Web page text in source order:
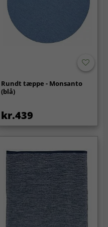
Rundt tæppe - Monsanto
(blå)
kr.439